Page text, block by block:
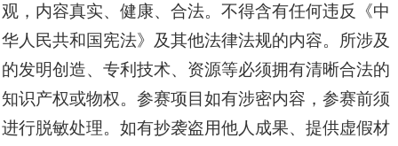
观，内容真实、健康、合法。不得含有任何违反《中
华人民共和国宪法》及其他法律法规的内容。所涉及
的发明创造、专利技术、资源等必须拥有清晰合法的
知识产权或物权。参赛项目如有涉密内容，参赛前须
进行脱敏处理。如有抄袭盗用他人成果、提供虚假材